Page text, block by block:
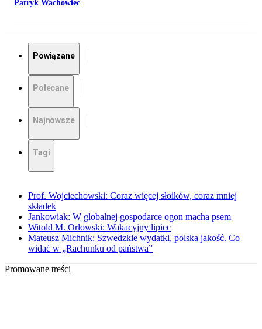
Patryk Wachowiec
Powiązane
Polecane
Najnowsze
Tagi
Prof. Wojciechowski: Coraz więcej słoików, coraz mniej
składek
Jankowiak: W globalnej gospodarce ogon macha psem
Witold M. Orłowski: Wakacyjny lipiec
Mateusz Michnik: Szwedzkie wydatki, polska jakość. Co
widać w „Rachunku od państwa”
Promowane treści